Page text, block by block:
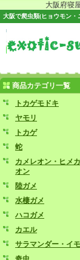
大阪府寝屋川市に
大阪で爬虫類(ヒョウモン・
商品カテゴリ一覧
トカゲモドキ
ヤモリ
トカゲ
蛇
カメレオン・ヒメ
オン
陸ガメ
水棲ガメ
ハコガメ
カエル
サラマンダー・イ